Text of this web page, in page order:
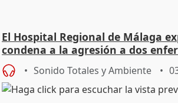
El Hospital Regional de Málaga
condena a la agresión a dos
Urgencias
Sonido Totales y Ambiente